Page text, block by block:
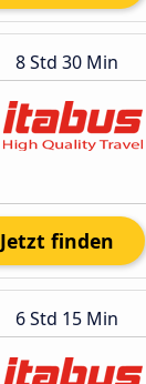
8 Std 30 Min
Jetzt finden
6 Std 15 Min